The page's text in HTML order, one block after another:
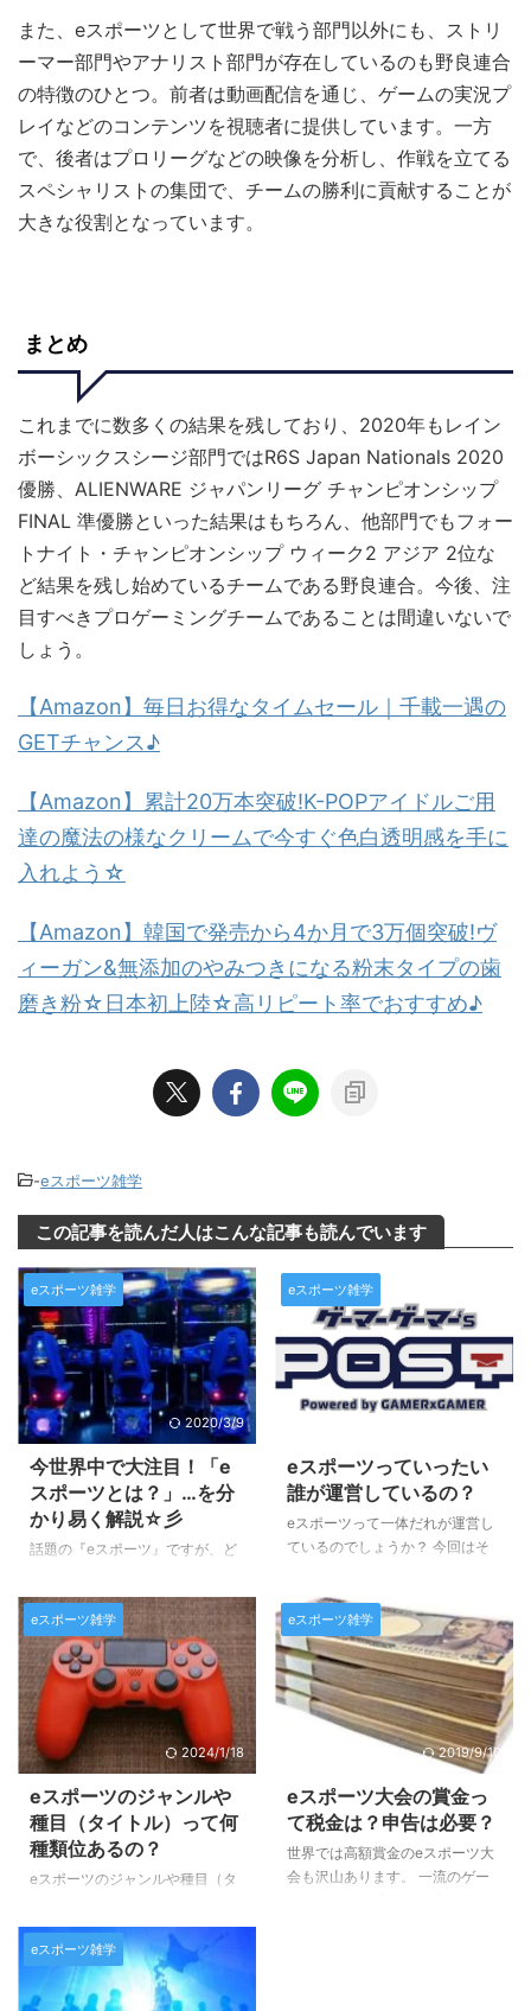
また、eスポーツとして世界で戦う部門以外にも、ストリ
ーマー部門やアナリスト部門が存在しているのも野良連合
の特徴のひとつ。前者は動画配信を通じ、ゲームの実況プ
レイなどのコンテンツを視聴者に提供しています。一方
で、後者はプロリーグなどの映像を分析し、作戦を立てる
スペシャリストの集団で、チームの勝利に貢献することが
大きな役割となっています。
まとめ
これまでに数多くの結果を残しており、2020年もレイン
ボーシックスシージ部門ではR6S Japan Nationals 2020
優勝、ALIENWARE ジャパンリーグ チャンピオンシップ
FINAL 準優勝といった結果はもちろん、他部門でもフォー
トナイト・チャンピオンシップ ウィーク2 アジア 2位な
ど結果を残し始めているチームである野良連合。今後、注
目すべきプロゲーミングチームであることは間違いないで
しょう。
【Amazon】毎日お得なタイムセール｜千載一遇の
GETチャンス♪
【Amazon】累計20万本突破!K-POPアイドルご用
達の魔法の様なクリームで今すぐ色白透明感を手に
入れよう☆
【Amazon】韓国で発売から4か月で3万個突破!ヴ
ィーガン&無添加のやみつきになる粉末タイプの歯
磨き粉☆日本初上陸☆高リピート率でおすすめ♪
-eスポーツ雑学
この記事を読んだ人はこんな記事も読んでいます
eスポーツ雑学
2020/3/9
今世界中で大注目！「e
スポーツとは？」…を分
かり易く解説☆彡
話題の『eスポーツ』ですが、ど
何がeスポーツではないゲームに
なるのか…？ 皆さんご存知です
か？？ 最近ではＴＶをはじめと
する色々なメディアで取り上げら
れることも多くなってきたので、
多くの方が一度くらいは耳にした
コトがある言葉かと思います。
そんなeスポーツとは何を指すの
か、簡単に解説させていただきま
すので、よろしくお願いいたしま
す♪ eスポーツとは何の略？ eス
ポーツは「エレクトロニックスポ
ーツ」の略（＝electronic sports
...
eスポーツ雑学
eスポーツっていったい
誰が運営しているの？
eスポーツって一体だれが運営し
ているのでしょうか？ 今回はそ
きます。 基本的には… 複数人数
で対戦を行う根本的なeスポーツ
の権利に持ち主はいません。 つ
まり、基本的には誰でも主催出来
るモノではあるのです。 例え
ば、学園祭でのeスポーツ大会
や、ＴＶ番組のコンテンツとして
のゲーム大会もそうです。 た
だ、規模が大きくなり商業化、興
行化させるためには、法律やゲー
ムのライセンスの問題など様々な
課題が出てくるため、そういった
枠組みやインフラ、権利関係、法
eスポーツ雑学
2024/1/18
eスポーツのジャンルや
種目（タイトル）って何
種類位あるの？
eスポーツのジャンルや種目（タ
いあるのでしょうか？ 今回はそ
んな疑問にお答えするために、簡
単にまとめてみました。 ジャン
ルは主に７つにわけられます♪ e
eスポーツ雑学
2019/9/10
eスポーツ大会の賞金っ
て税金は？申告は必要？
世界では高額賞金のeスポーツ大
会も沢山あります。 一流のゲー
eスポーツ雑学